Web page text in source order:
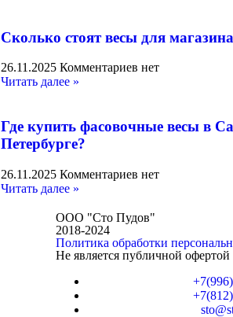
Сколько стоят весы для
26.11.2025Комментариев нет
Читать далее »
Где купить фасовочные весы в
Петербурге?
26.11.2025Комментариев нет
Читать далее »
ООО "Сто Пудов"
2018-2024
Политика обработки
Не является публичной офертой